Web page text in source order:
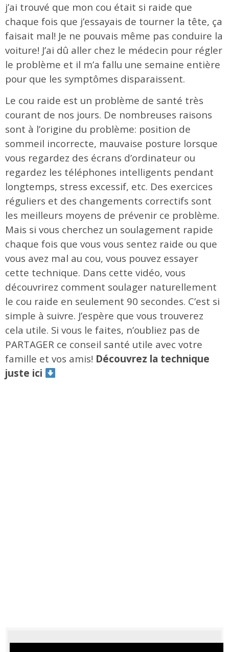
j’ai trouvé que mon cou était si raide que
chaque fois que j’essayais de tourner la tête, ça
faisait mal! Je ne pouvais même pas conduire la
voiture! J’ai dû aller chez le médecin pour régler
le problème et il m’a fallu une semaine entière
pour que les symptômes disparaissent.
Le cou raide est un problème de santé très
courant de nos jours. De nombreuses raisons
sont à l’origine du problème: position de
sommeil incorrecte, mauvaise posture lorsque
vous regardez des écrans d’ordinateur ou
regardez les téléphones intelligents pendant
longtemps, stress excessif, etc. Des exercices
réguliers et des changements correctifs sont
les meilleurs moyens de prévenir ce problème.
Mais si vous cherchez un soulagement rapide
chaque fois que vous vous sentez raide ou que
vous avez mal au cou, vous pouvez essayer
cette technique. Dans cette vidéo, vous
découvrirez comment soulager naturellement
le cou raide en seulement 90 secondes. C’est si
simple à suivre. J’espère que vous trouverez
cela utile. Si vous le faites, n’oubliez pas de
PARTAGER ce conseil santé utile avec votre
famille et vos amis! Découvrez la technique
juste ici